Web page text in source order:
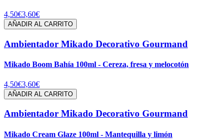
4,50€3,60€
AÑADIR AL CARRITO
Ambientador Mikado Decorativo Gourmand
Mikado Boom Bahía 100ml - Cereza, fresa y melocotón
4,50€3,60€
AÑADIR AL CARRITO
Ambientador Mikado Decorativo Gourmand
Mikado Cream Glaze 100ml - Mantequilla y limón